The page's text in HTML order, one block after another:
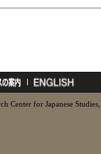
Center for Japanese